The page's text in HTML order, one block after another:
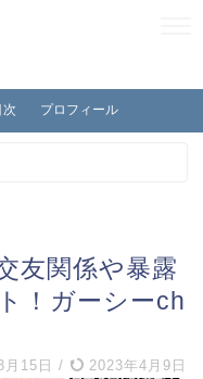
次 プロフィール
友関係や暴露
！ガーシーch
15日 / 2023年4月9日